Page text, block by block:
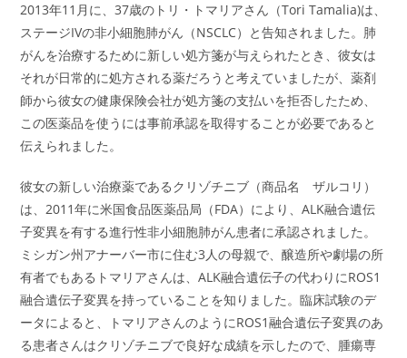
2013年11月に、37歳のトリ・トマリアさん（Tori Tamalia)は、
ステージIVの非小細胞肺がん（NSCLC）と告知されました。肺
がんを治療するために新しい処方箋が与えられたとき、彼女は
それが日常的に処方される薬だろうと考えていましたが、薬剤
師から彼女の健康保険会社が処方箋の支払いを拒否したため、
この医薬品を使うには事前承認を取得することが必要であると
伝えられました。
彼女の新しい治療薬であるクリゾチニブ（商品名 ザルコリ）
は、2011年に米国食品医薬品局（FDA）により、ALK融合遺伝
子変異を有する進行性非小細胞肺がん患者に承認されました。
ミシガン州アナーバー市に住む3人の母親で、醸造所や劇場の所
有者でもあるトマリアさんは、ALK融合遺伝子の代わりにROS1
融合遺伝子変異を持っていることを知りました。臨床試験のデ
ータによると、トマリアさんのようにROS1融合遺伝子変異のあ
る患者さんはクリゾチニブで良好な成績を示したので、腫瘍専